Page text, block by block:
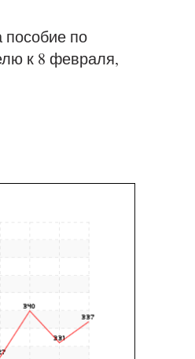
пособие по
к 8 февраля,